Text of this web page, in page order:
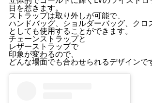
目を惹きます。
ストラップは取り外しが可能で、
ハンドバッグ、ショルダーバッグ、クロ
としても使用することができます。
チェーンストラップと
レザーストラップで
印象が変わるので、
どんな場面でも合わせられるデザインで